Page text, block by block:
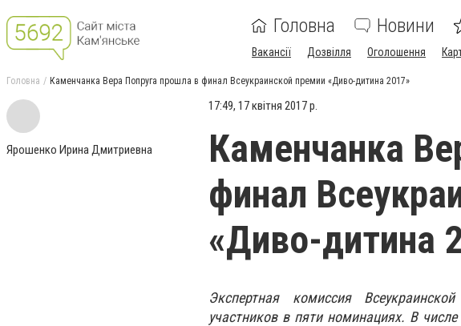
Головна Новини
Вакансії Дозвілля Оголошення
Головна Каменчанка Вера Попруга прошла в финал Всеукраинской премии «Диво-дитина 2017»
Ярошенко Ирина Дмитриевна
17:49, 17 квітня 2017 р.
Каменчанка
финал
«Диво-дитина
Экспертная комиссия
участников в пяти номинациях. В